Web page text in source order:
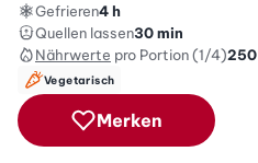
Gefrieren4 h
Quellen lassen30 min
Nährwerte pro Portion (1/4)250
Vegetarisch
Merken